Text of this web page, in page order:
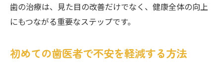
松戸市での歯科治療の流れとすきっ歯の最適な
ケア法
すきっ歯のための日常ケア方法
歯の治療は、見た目の改善だけでなく、健康全体の向上
にもつながる重要なステップです。
初めての歯医者で不安を軽減する方法